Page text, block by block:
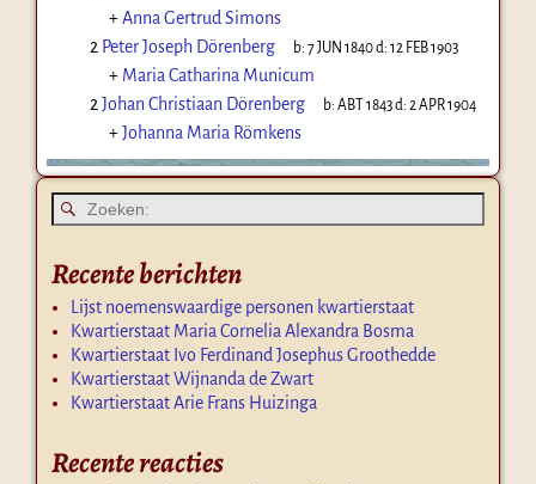
+Anna Gertrud Simons
2 Peter Joseph Dörenberg b:7 JUN 1840d:12 FEB 1903
+ Maria Catharina Municum
2 Johan Christiaan Dörenberg b:ABT 1843d:2 APR 1904
+Johanna Maria Römkens
Recente berichten
Lijst noemenswaardige personen kwartierstaat
Kwartierstaat Maria Cornelia Alexandra Bosma
Kwartierstaat Ivo Ferdinand Josephus Groothedde
Kwartierstaat Wijnanda de Zwart
Kwartierstaat Arie Frans Huizinga
Recente reacties